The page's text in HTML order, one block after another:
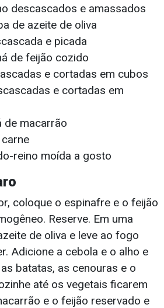
descascados e amassados
de azeite de oliva
e picada
de feijão cozido
e cortadas em cubos
e cortadas em
de macarrão
reino moída a gosto
coloque o espinafre e o feijão
Reserve. Em uma
de oliva e leve ao fogo
Adicione a cebola e o alho e
batatas, as cenouras e o
até os vegetais ficarem
e o feijão reservado e